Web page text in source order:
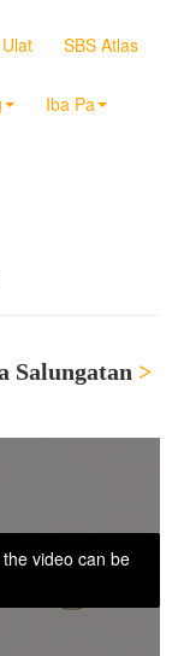
SBS Atlas
Iba Pa
Salungatan >
video can be